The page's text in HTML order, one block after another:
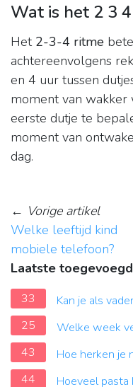
Wat is het 2 3
Het 2-3-4 ritme
achtereenvolgens
en 4 uur tussen
moment van
eerste dutje te
moment van
dag.
← Vorige artikel
Welke leeftijd kind
mobiele telefoon?
Laatste
33
Kan je als
25
Welke week
43
Hoe herken je
44
Hoeveel pasta